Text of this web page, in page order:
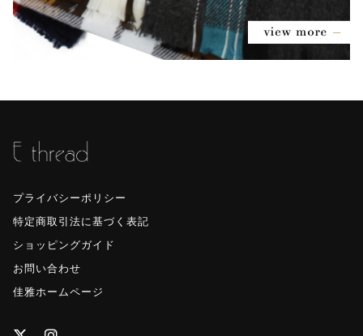
プライバシーポリシー
特定商取引法に基づく表記
ショッピングガイド
お問い合わせ
佳雅ホームページ